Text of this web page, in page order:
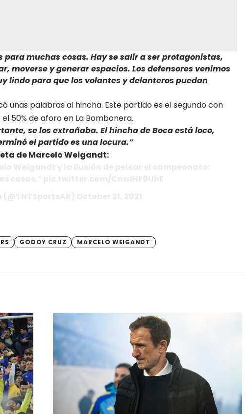
para muchas cosas. Hay se salir a ser protagonistas,
moverse y generar espacios. Los defensores venimos
lindo para que los volantes y delanteros puedan
unas palabras al hincha. Este partido es el segundo con
50% de aforo en La Bombonera.
se los extrañaba. El hincha de Boca está loco,
el partido es una locura.”
de Marcelo Weigandt:
GODOY CRUZ MARCELO WEIGANDT